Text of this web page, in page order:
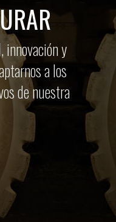
innovación y
a los
de nuestra